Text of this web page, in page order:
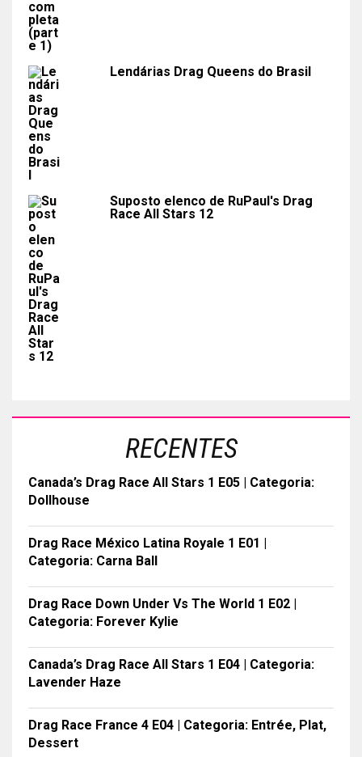
Lendárias Drag Queens do Brasil
Suposto elenco de RuPaul's Drag
Race All Stars 12
RECENTES
Canada’s Drag Race All Stars 1 E05 | Categoria:
Dollhouse
Drag Race México Latina Royale 1 E01 |
Categoria: Carna Ball
Drag Race Down Under Vs The World 1 E02 |
Categoria: Forever Kylie
Canada’s Drag Race All Stars 1 E04 | Categoria:
Lavender Haze
Drag Race France 4 E04 | Categoria: Entrée, Plat,
Dessert